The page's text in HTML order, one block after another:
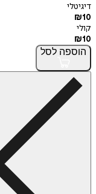
דיגיטלי
₪10
קולי
₪10
הוספה לסל